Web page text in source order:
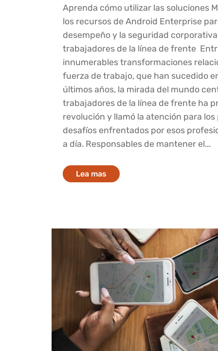
Aprenda cómo utilizar las soluciones
los recursos de Android Enterprise
desempeño y la seguridad
trabajadores de la línea de frente
innumerables transformaciones
fuerza de trabajo, que han sucedido
últimos años, la mirada del mundo
trabajadores de la línea de frente ha
revolución y llamó la atención para
desafíos enfrentados por esos
a día. Responsables de mantener el...
Lea mas